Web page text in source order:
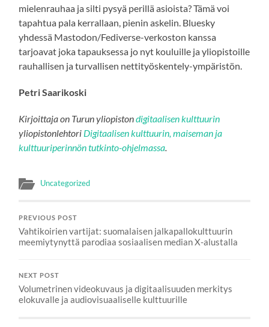
mielenrauhaa ja silti pysyä perillä asioista? Tämä voi
tapahtua pala kerrallaan, pienin askelin. Bluesky
yhdessä Mastodon/Fediverse-verkoston kanssa
tarjoavat joka tapauksessa jo nyt kouluille ja yliopistoille
rauhallisen ja turvallisen nettityöskentely-ympäristön.
Petri Saarikoski
Kirjoittaja on Turun yliopistondigitaalisen kulttuurin
yliopistonlehtori Digitaalisen kulttuurin, maiseman ja
kulttuuriperinnön tutkinto-ohjelmassa
Uncategorized
PREVIOUS POST
Vahtikoirien vartijat: suomalaisen jalkapallokulttuurin
meemiytynyttä parodiaa sosiaalisen median X-alustalla
NEXT POST
Volumetrinen videokuvaus ja digitaalisuuden merkitys
elokuvalle ja audiovisuaaliselle kulttuurille